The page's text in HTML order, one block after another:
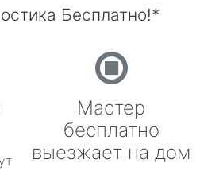
Бесплатно!*
Мастер
бесплатно
выезжает на дом